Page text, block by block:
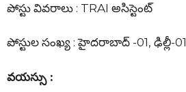
పోస్టు వివరాలు : TRAI అసిస్టెంట్
పోస్టుల సంఖ్య : హైదరాబాద్ -01, ఢిల్లీ-01
వయస్సు :